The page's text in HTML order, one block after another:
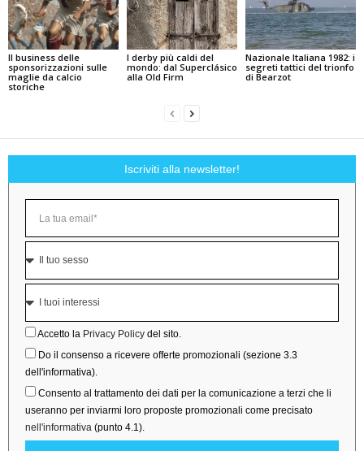
Il business delle
sponsorizzazioni sulle
maglie da calcio
storiche
I derby più caldi del
mondo: dal Superclásico
alla Old Firm
Nazionale Italiana 1982: i
segreti tattici del trionfo
di Bearzot
Iscriviti alla newsletter!
Accetto la Privacy Policy del sito.
Do il consenso a ricevere offerte promozionali (sezione 3.3
dell'informativa).
Consento al trattamento dei dati per la comunicazione a terzi che li
useranno per inviarmi loro proposte promozionali come precisato
nell'informativa (punto 4.1).